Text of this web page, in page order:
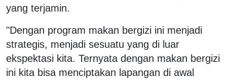
yang terjamin.
"Dengan program makan bergizi ini menjadi
strategis, menjadi sesuatu yang di luar
ekspektasi kita. Ternyata dengan makan bergizi
ini kita bisa menciptakan lapangan di awal